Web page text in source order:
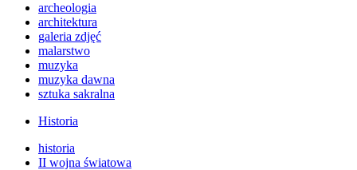
archeologia
architektura
galeria zdjęć
malarstwo
muzyka
muzyka dawna
sztuka sakralna
Historia
historia
II wojna światowa